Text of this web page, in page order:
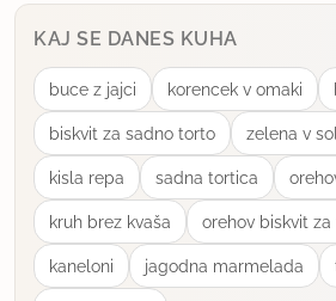
KAJ SE DANES KUHA
buce z jajci korencek v omaki
biskvit za sadno torto zelena v
kisla repa sadna tortica
kruh brez kvaša orehov biskvit
kaneloni jagodna marmelada